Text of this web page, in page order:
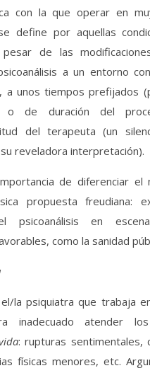
con la que operar en
define por aquellas
de las
a un entorno
a unos tiempos prefijados
o de duración del
del terapeuta (un
reveladora interpretación).
de diferenciar el
propuesta freudiana:
psicoanálisis en
como la sanidad
la psiquiatra que trabaja
inadecuado atender
: rupturas sentimentales,
físicas menores, etc.